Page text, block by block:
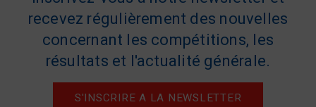
recevez régulièrement des nouvelles
concernant les compétitions, les
résultats et l'actualité générale.
S'INSCRIRE A LA NEWSLETTER